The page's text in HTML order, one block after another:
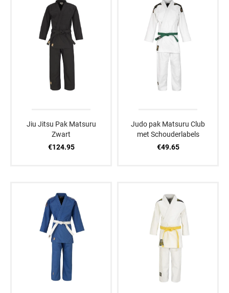
Jiu Jitsu Pak Matsuru
Zwart
€124.95
Judo pak Matsuru Club
met Schouderlabels
€49.65